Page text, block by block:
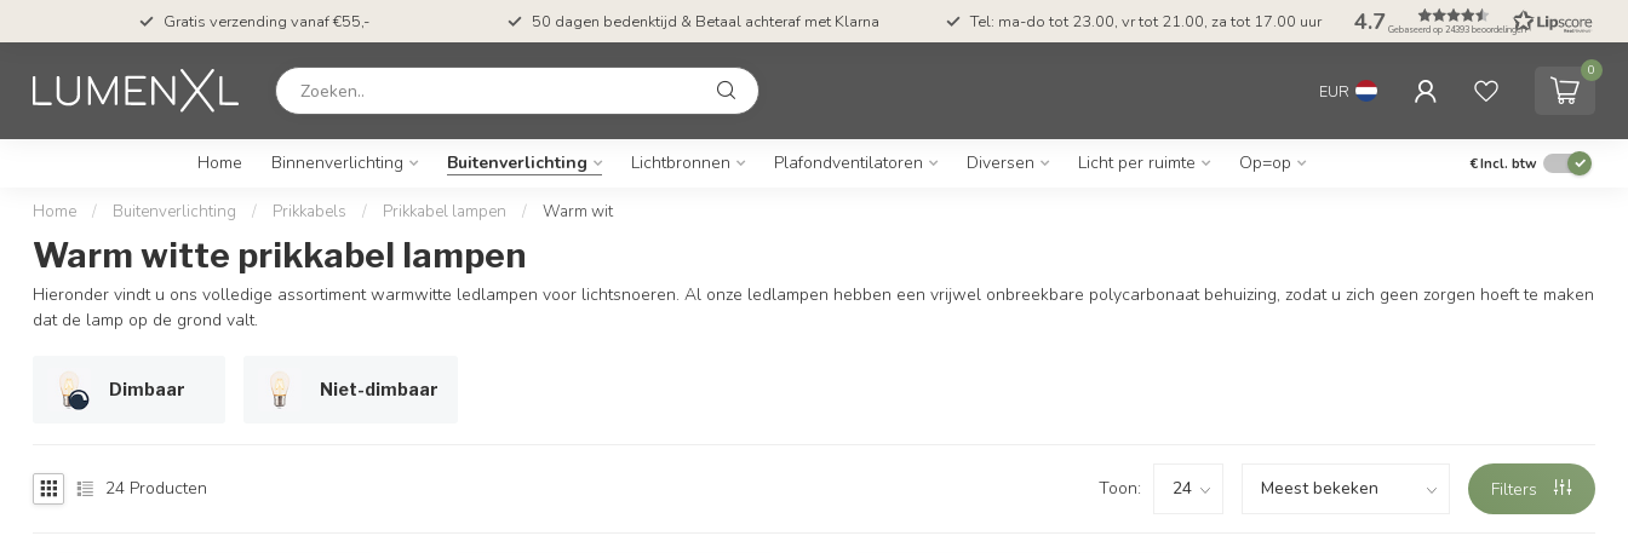
Gratis verzending vanaf €55,- 50 dagen bedenktijd & Betaal achteraf met Klarna Tel: ma-do tot 23.00, vr tot 21.00, za tot 17.00 uur 4.7 Gebaseerd op 24393 beoordelingen
EUR
0
Home Binnenverlichting Buitenverlichting Lichtbronnen Plafondventilatoren Diversen Licht per ruimte Op=op €Incl. btw
Home / Buitenverlichting / Prikkabels / Prikkabel lampen / Warm wit
Warm witte prikkabel lampen
Hieronder vindt u ons volledige assortiment warmwitte ledlampen voor lichtsnoeren. Al onze ledlampen hebben een vrijwel onbreekbare polycarbonaat behuizing, zodat u zich geen zorgen hoeft te maken
dat de lamp op de grond valt.
Dimbaar Niet-dimbaar
24 Producten Toon: Filters